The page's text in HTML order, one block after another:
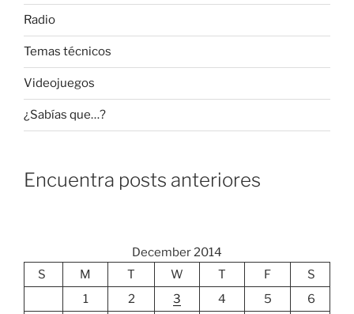
Radio
Temas técnicos
Videojuegos
¿Sabías que…?
Encuentra posts anteriores
December 2014
S
M T W T F
S
1
2 3 4 5
6